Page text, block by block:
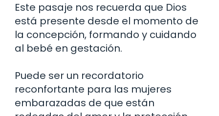
Este pasaje nos recuerda que Dios
está presente desde el momento de
la concepción, formando y cuidando
al bebé en gestación.
Puede ser un recordatorio
reconfortante para las mujeres
embarazadas de que están